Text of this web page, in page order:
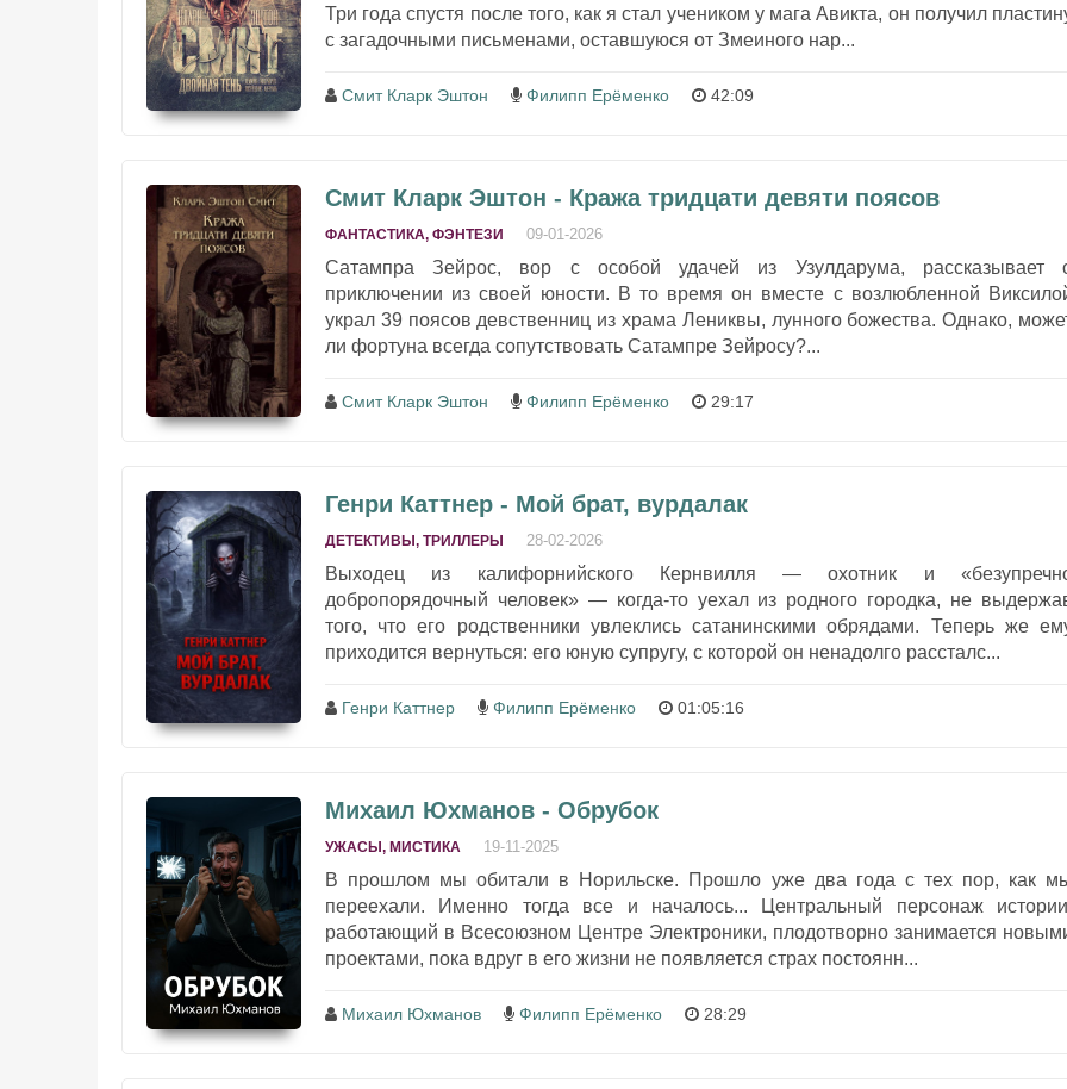
Три года спустя после того, как я стал учеником у мага Авикта, он получил
с загадочными письменами, оставшуюся от Змеиного нар...
Смит Кларк Эштон Филипп Ерёменко 42:09
Смит Кларк Эштон - Кража тридцати девяти поясов
ФАНТАСТИКА, ФЭНТЕЗИ 09-01-2026
Сатампра Зейрос, вор с особой удачей из Узулдарума, рассказывает
приключении из своей юности. В то время он вместе с возлюбленной
украл 39 поясов девственниц из храма Лениквы, лунного божества. Однако,
ли фортуна всегда сопутствовать Сатампре Зейросу?...
Смит Кларк Эштон Филипп Ерёменко 29:17
Генри Каттнер - Мой брат, вурдалак
ДЕТЕКТИВЫ, ТРИЛЛЕРЫ 28-02-2026
Выходец из калифорнийского Кернвилля — охотник и
добропорядочный человек» — когда-то уехал из родного городка, не
того, что его родственники увлеклись сатанинскими обрядами. Теперь же
приходится вернуться: его юную супругу, с которой он ненадолго рассталс...
Генри Каттнер Филипп Ерёменко 01:05:16
Михаил Юхманов - Обрубок
УЖАСЫ, МИСТИКА 19-11-2025
В прошлом мы обитали в Норильске. Прошло уже два года с тех пор, как
переехали. Именно тогда все и началось... Центральный персонаж
работающий в Всесоюзном Центре Электроники, плодотворно занимается
проектами, пока вдруг в его жизни не появляется страх постоянн...
Михаил Юхманов Филипп Ерёменко 28:29